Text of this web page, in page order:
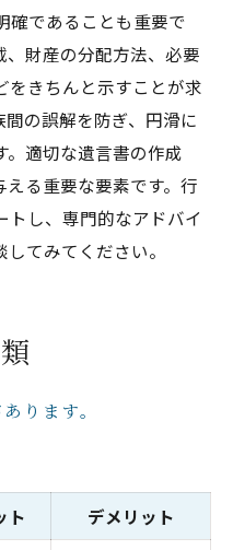
確であることも重要で
、財産の分配方法、必要
をきちんと示すことが求
の誤解を防ぎ、円滑に
適切な遺言書の作成
る重要な要素です。行
トし、専門的なアドバイ
てみてください。
ります。
ト
デメリット